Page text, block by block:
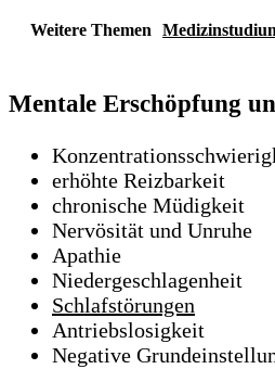
Weitere Themen
Mentale Erschöpfung
erhöhte Reizbarkeit
chronische Müdigkeit
Nervösität und Unruhe
Apathie
Niedergeschlagenheit
Schlafstörungen
Antriebslosigkeit
Negative